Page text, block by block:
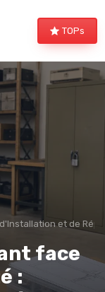
TOPs
et de
face
: